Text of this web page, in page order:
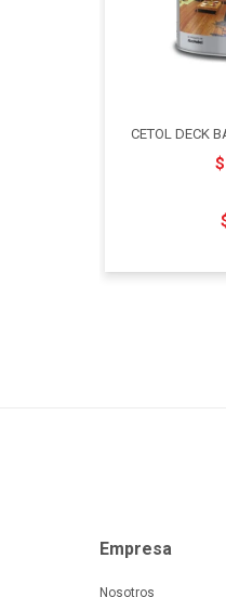
CETOL DECK
$
Empresa
Nosotros